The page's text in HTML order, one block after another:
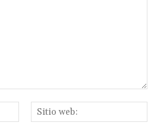
Correo
electrónico:*